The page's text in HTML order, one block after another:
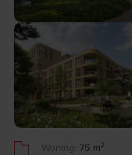
Woning: 75 m 2